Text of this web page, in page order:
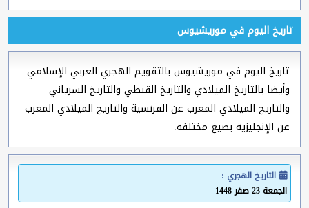
تاريخ اليوم في موريشيوس
تاريخ اليوم في موريشيوس بالتقويم الهجري العربي الإسلامي
وأيضا بالتاريخ الميلادي والتاريخ القبطي والتاريخ السرياني
والتاريخ الميلادي المعرب عن الفرنسية والتاريخ الميلادي المعرب
عن الإنجليزية بصيغ مختلفة.
التاريخ الهجري :
الجمعة 23 صفر 1448